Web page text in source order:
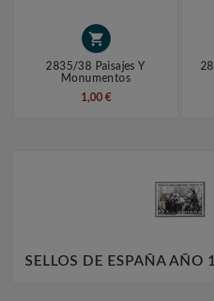

2835/38 Paisajes Y
Monumentos
1,00 €
SELLOS DE ESPAÑA AÑO